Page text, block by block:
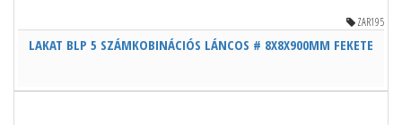
ZAR195
LAKAT BLP 5 SZÁMKOBINÁCIÓS LÁNCOS # 8X8X900MM FEKETE